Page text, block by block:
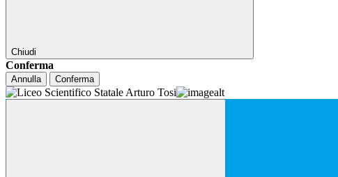
Chiudi
Conferma
Annulla Conferma